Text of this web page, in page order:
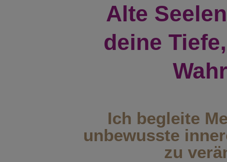
Alte
deine
Ich begleite
unbewusste
zu